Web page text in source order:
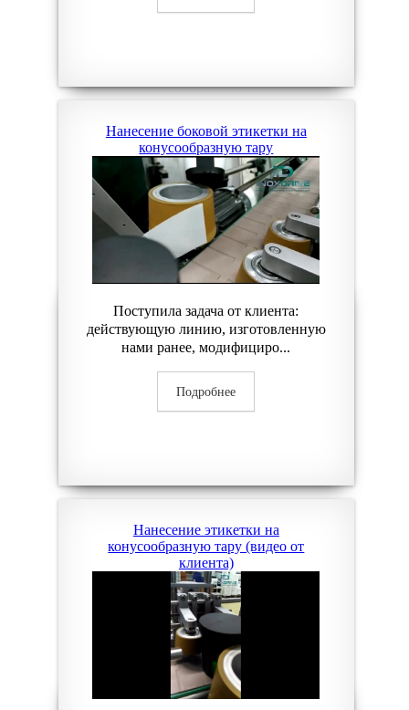
Нанесение боковой этикетки на
конусообразную тару
Поступила задача от клиента:
действующую линию, изготовленную
нами ранее, модифициро...
Подробнее
Нанесение этикетки на
конусообразную тару (видео от
клиента)